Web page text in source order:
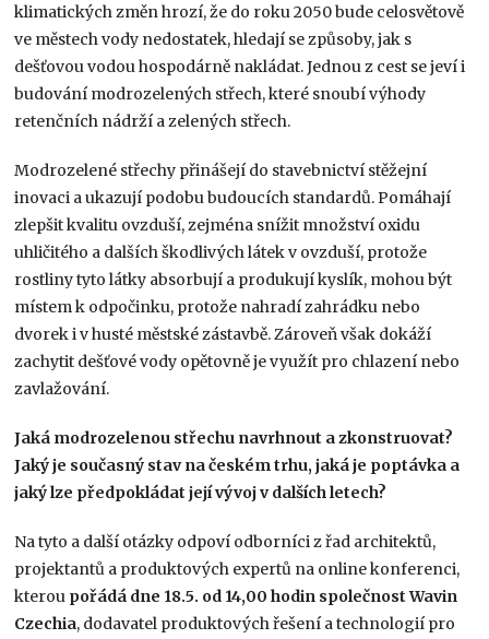
klimatických změn hrozí, že do roku 2050 bude celosvětově
ve městech vody nedostatek, hledají se způsoby, jak s
dešťovou vodou hospodárně nakládat. Jednou z cest se jeví i
budování modrozelených střech, které snoubí výhody
retenčních nádrží a zelených střech.
Modrozelené střechy přinášejí do stavebnictví stěžejní
inovaci a ukazují podobu budoucích standardů. Pomáhají
zlepšit kvalitu ovzduší, zejména snížit množství oxidu
uhličitého a dalších škodlivých látek v ovzduší, protože
rostliny tyto látky absorbují a produkují kyslík, mohou být
místem k odpočinku, protože nahradí zahrádku nebo
dvorek i v husté městské zástavbě. Zároveň však dokáží
zachytit dešťové vody opětovně je využít pro chlazení nebo
zavlažování.
Jaká modrozelenou střechu navrhnout a zkonstruovat?
Jaký je současný stav na českém trhu, jaká je poptávka a
jaký lze předpokládat její vývoj v dalších letech?
Na tyto a další otázky odpoví odborníci z řad architektů,
projektantů a produktových expertů na online konferenci,
kterou pořádá dne 18.5. od 14,00 hodin společnost Wavin
Czechia, dodavatel produktových řešení a technologií pro